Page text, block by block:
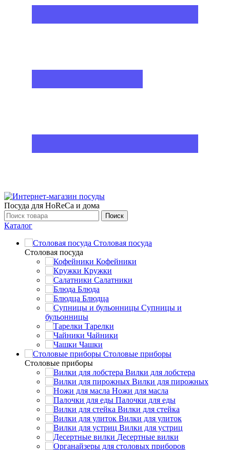
Посуда для HoReCa и дома
Поиск
Каталог
Столовая посуда
Столовая посуда
Кофейники
Кружки
Салатники
Блюда
Блюдца
Супницы и
бульонницы
Тарелки
Чайники
Чашки
Cтоловые приборы
Cтоловые приборы
Вилки для лобстера
Вилки для пирожных
Ножи для масла
Палочки для еды
Вилки для стейка
Вилки для улиток
Вилки для устриц
Десертные вилки